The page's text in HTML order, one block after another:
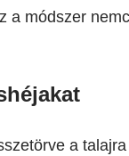
a módszer
a